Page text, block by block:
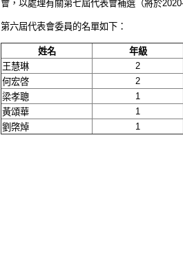
會，以處理有關第七屆代表會補選（將於
第六屆代表會委員的名單如下：
姓名 年級
王慧琳
2
何宏啓
2
梁孝聰
1
黃頌華
1
劉棨焯
1